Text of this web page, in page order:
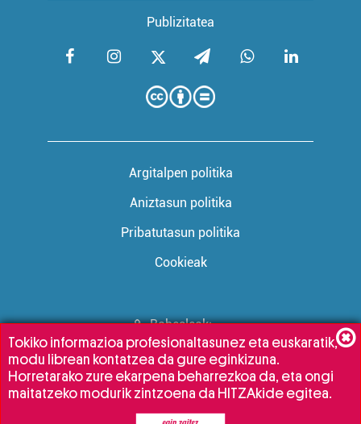
Publizitatea
Argitalpen politika
Aniztasun politika
Pribatutasun politika
Cookieak
Babesleak:
Tokiko informazioa profesionaltasunez eta euskaratik,
modu librean kontatzea da gure eginkizuna.
Horretarako zure ekarpena beharrezkoa da, eta ongi
maitatzeko modurik zintzoena da HITZAkide egitea.